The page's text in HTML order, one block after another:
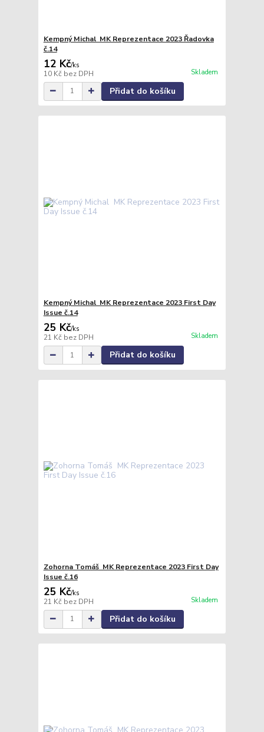
Kempný Michal MK Reprezentace 2023 Řadovka
č.14
12 Kč/ks
10 Kč bez DPH Skladem
Přidat do košíku
Kempný Michal MK Reprezentace 2023 First Day
Issue č.14
25 Kč/ks
21 Kč bez DPH Skladem
Přidat do košíku
Zohorna Tomáš MK Reprezentace 2023 First Day
Issue č.16
25 Kč/ks
21 Kč bez DPH Skladem
Přidat do košíku